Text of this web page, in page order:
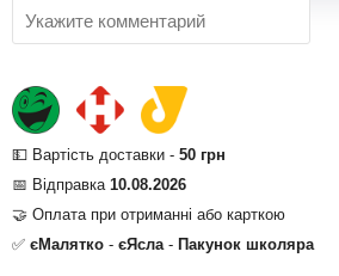
💵 Вартість доставки - 50 грн
📅 Відправка 10.08.2026
🤝 Оплата при отриманні або карткою
✅ єМалятко - єЯсла- Пакунок школяра